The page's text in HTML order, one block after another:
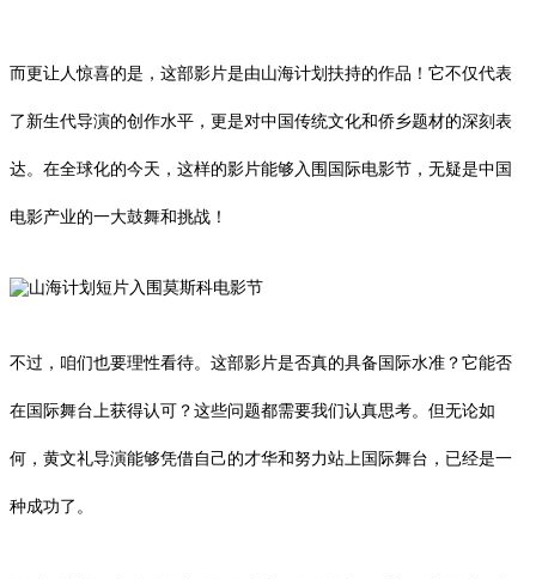
而更让人惊喜的是，这部影片是由山海计划扶持的作品！它不仅代表
了新生代导演的创作水平，更是对中国传统文化和侨乡题材的深刻表
达。在全球化的今天，这样的影片能够入围国际电影节，无疑是中国
电影产业的一大鼓舞和挑战！
不过，咱们也要理性看待。这部影片是否真的具备国际水准？它能否
在国际舞台上获得认可？这些问题都需要我们认真思考。但无论如
何，黄文礼导演能够凭借自己的才华和努力站上国际舞台，已经是一
种成功了。